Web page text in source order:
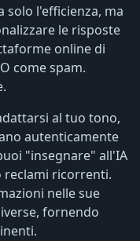
solo l'efficienza, ma
le risposte
online di
come spam.
al tuo tono,
autenticamente
"insegnare" all'IA
reclami ricorrenti.
nelle sue
fornendo